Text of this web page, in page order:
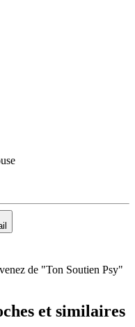
de "Ton Soutien Psy"
et similaires